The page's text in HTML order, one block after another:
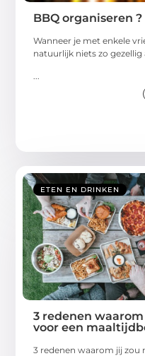
BBQ organiseren
Wanneer je met enkele
natuurlijk niets zo gezellig
ETEN EN DRINKEN
3 redenen
voor een
3 redenen waarom jij zou